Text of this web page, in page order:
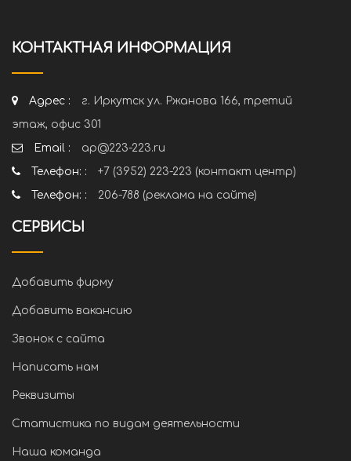
КОНТАКТНАЯ ИНФОРМАЦИЯ
Адрес :
г. Иркутск ул. Ржанова 166, третий
этаж, офис 301
Email :
ap@223-223.ru
Телефон: :
+7 (3952) 223-223 (контакт центр)
Телефон: :
206-788 (реклама на сайте)
СЕРВИСЫ
Добавить фирму
Добавить вакансию
Звонок с сайта
Написать нам
Реквизиты
Статистика по видам деятельности
Наша команда